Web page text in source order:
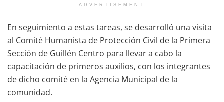
ADVERTISEMENT
En seguimiento a estas tareas, se desarrolló una visita
al Comité Humanista de Protección Civil de la Primera
Sección de Guillén Centro para llevar a cabo la
capacitación de primeros auxilios, con los integrantes
de dicho comité en la Agencia Municipal de la
comunidad.